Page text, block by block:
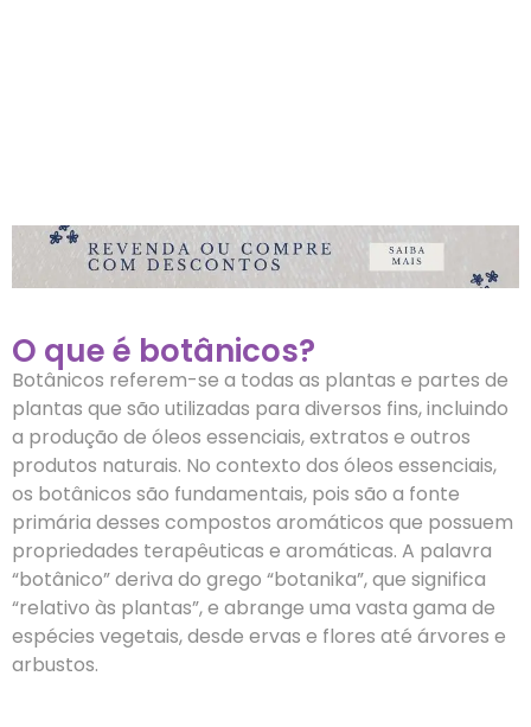
O que é botânicos?
Botânicos referem-se a todas as plantas e partes de
plantas que são utilizadas para diversos fins, incluindo
a produção de óleos essenciais, extratos e outros
produtos naturais. No contexto dos óleos essenciais,
os botânicos são fundamentais, pois são a fonte
primária desses compostos aromáticos que possuem
propriedades terapêuticas e aromáticas. A palavra
“botânico” deriva do grego “botanika”, que significa
“relativo às plantas”, e abrange uma vasta gama de
espécies vegetais, desde ervas e flores até árvores e
arbustos.